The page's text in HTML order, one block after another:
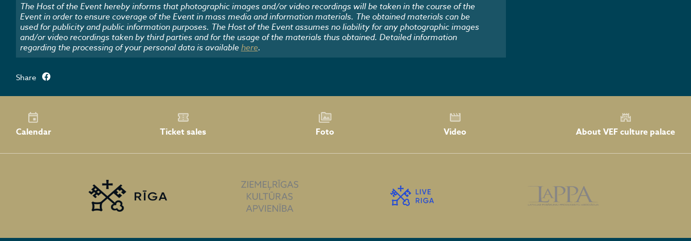
The Host of the Event hereby informs that photographic images and/or video recordings will be taken in the course of the
Event in order to ensure coverage of the Event in mass media and information materials. The obtained materials can be
used for publicity and public information purposes. The Host of the Event assumes no liability for any photographic images
and/or video recordings taken by third parties and for the usage of the materials thus obtained. Detailed information
regarding the processing of your personal data is availablehere.
Share
Calendar Ticket sales Foto Video About VEF culture palace